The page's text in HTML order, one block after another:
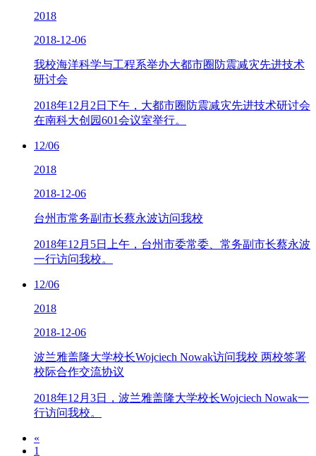
2018
2018-12-06
我校海洋科学与工程系举办大都市圈防震减灾先进技术
研讨会
2018年12月2日下午，大都市圈防震减灾先进技术研讨会
在南科大创园601会议室举行。
12/06
2018
2018-12-06
台州市常务副市长蔡永波访问我校
2018年12月5日上午，台州市委常委、常务副市长蔡永波
一行访问我校。
12/06
2018
2018-12-06
波兰雅盖隆大学校长Wojciech Nowak访问我校 两校签署
校际合作交流协议
2018年12月3日，波兰雅盖隆大学校长Wojciech Nowak一
行访问我校。
«
1